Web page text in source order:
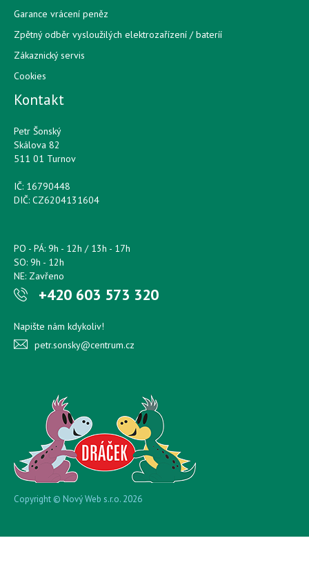
Garance vrácení peněz
Zpětný odběr vysloužilých elektrozařízení / bateríí
Zákaznický servis
Cookies
Kontakt
Petr Šonský
Skálova 82
511 01 Turnov
IČ: 16790448
DIČ: CZ6204131604
PO - PÁ: 9h - 12h / 13h - 17h
SO: 9h - 12h
NE: Zavřeno
+420 603 573 320
Napište nám kdykoliv!
petr.sonsky@centrum.cz
Copyright © Nový Web s.r.o. 2026